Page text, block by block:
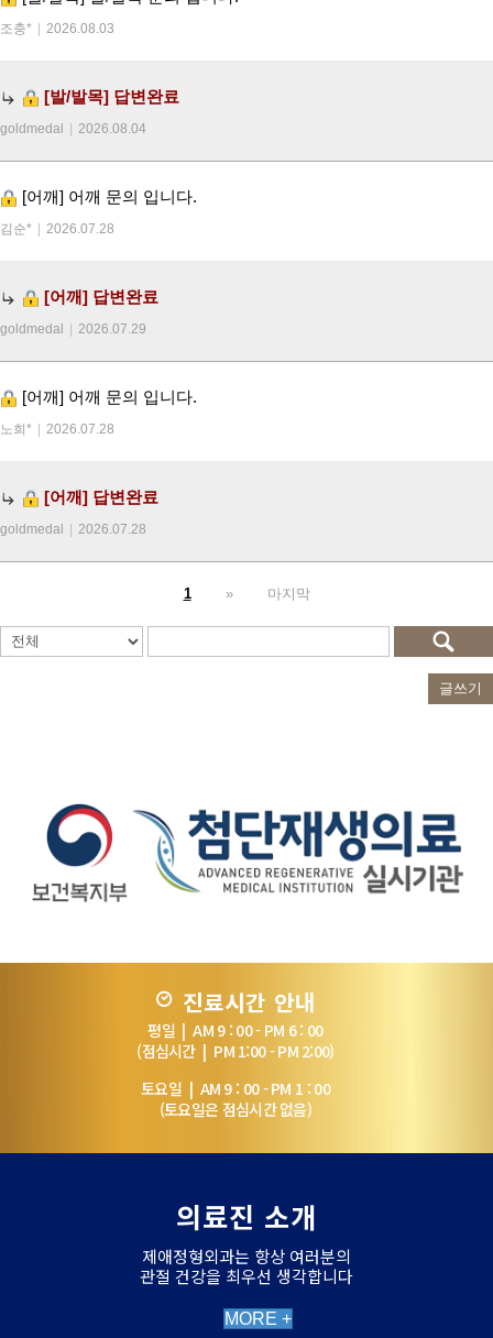
조충* 2026.08.03
[발/발목] 답변완료
goldmedal 2026.08.04
[어깨] 어깨 문의 입니다.
김순* 2026.07.28
[어깨] 답변완료
goldmedal 2026.07.29
[어깨] 어깨 문의 입니다.
노희* 2026.07.28
[어깨] 답변완료
goldmedal 2026.07.28
1 » 마지막
글쓰기
진료시간 안내
평일 | AM 9 : 00 - PM 6 : 00
(점심시간 | PM 1:00 - PM 2:00)
토요일 | AM 9 : 00 - PM 1 : 00
(토요일은 점심시간 없음)
의료진 소개
제애정형외과는 항상 여러분의
관절 건강을 최우선 생각합니다
MORE +